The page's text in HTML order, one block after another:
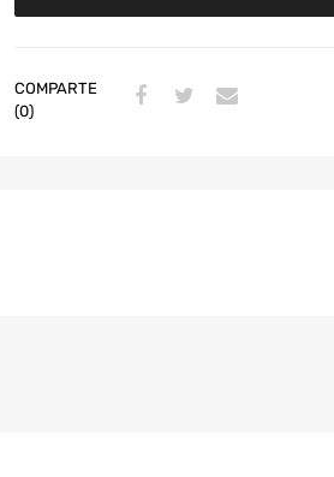
COMPARTE
(0)